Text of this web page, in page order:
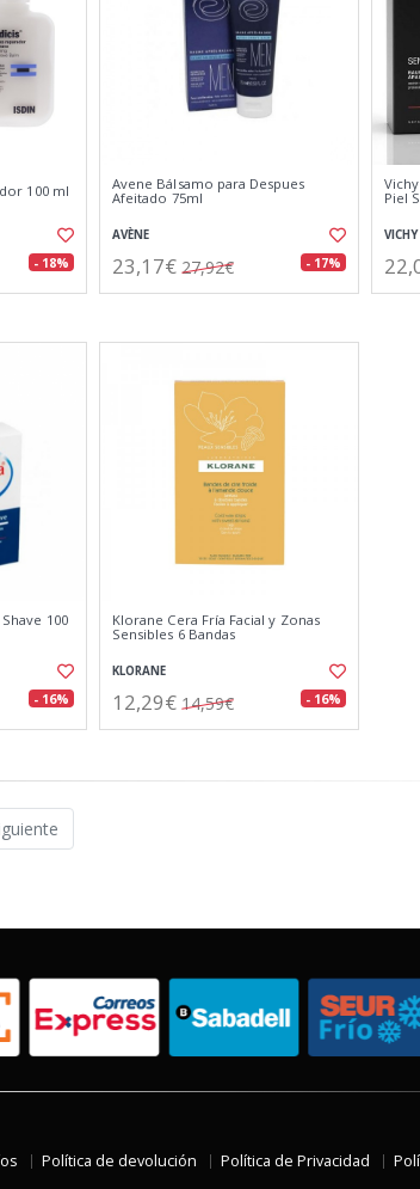
100 ml
- 18%
Avene Bálsamo para Despues
Afeitado 75ml
AVÈNE
23,17€ 27,92€ - 17%
Piel
VICHY
100
- 16%
Klorane Cera Fría Facial y Zonas
Sensibles 6 Bandas
KLORANE
12,29€ 14,59€ - 16%
Política de devolución Política de Privacidad